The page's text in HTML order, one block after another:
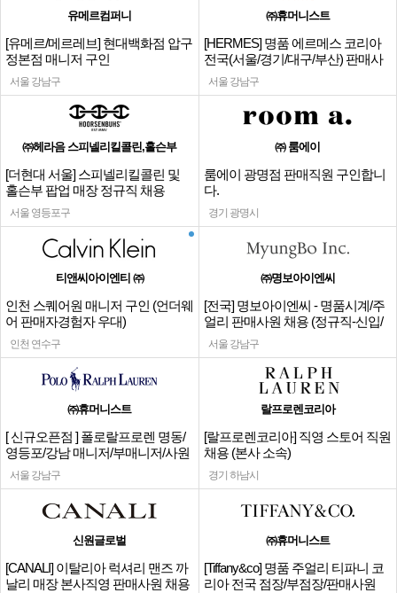
유메르컴퍼니
[유메르/메르레브] 현대백화점 압구
정본점 매니저 구인
서울 강남구
㈜휴머니스트
[HERMES] 명품 에르메스 코리아
전국(서울/경기/대구/부산) 판매사
원
서울 강남구
㈜헤라음 스피넬리킬콜린,홀슨부
[더현대 서울] 스피넬리킬콜린 및
홀슨부 팝업 매장 정규직 채용
서울 영등포구
㈜ 룸에이
룸에이 광명점 판매직원 구인합니
다.
경기 광명시
티앤씨아이엔티 ㈜
인천 스퀘어원 매니저 구인 (언더웨
어 판매자경험자 우대)
인천 연수구
㈜명보아이엔씨
[전국] 명보아이엔씨 - 명품시계/주
얼리 판매사원 채용 (정규직-신입/
경력)
서울 강남구
㈜휴머니스트
[ 신규오픈점 ] 폴로랄프로렌 명동/
영등포/강남 매니저/부매니저/사원
서울 강남구
랄프로렌코리아
[랄프로렌코리아] 직영 스토어 직원
채용 (본사 소속)
경기 하남시
신원글로벌
[CANALI] 이탈리아 럭셔리 맨즈 까
날리 매장 본사직영 판매사원 채용
㈜휴머니스트
[Tiffany&co] 명품 주얼리 티파니 코
리아 전국 점장/부점장/판매사원